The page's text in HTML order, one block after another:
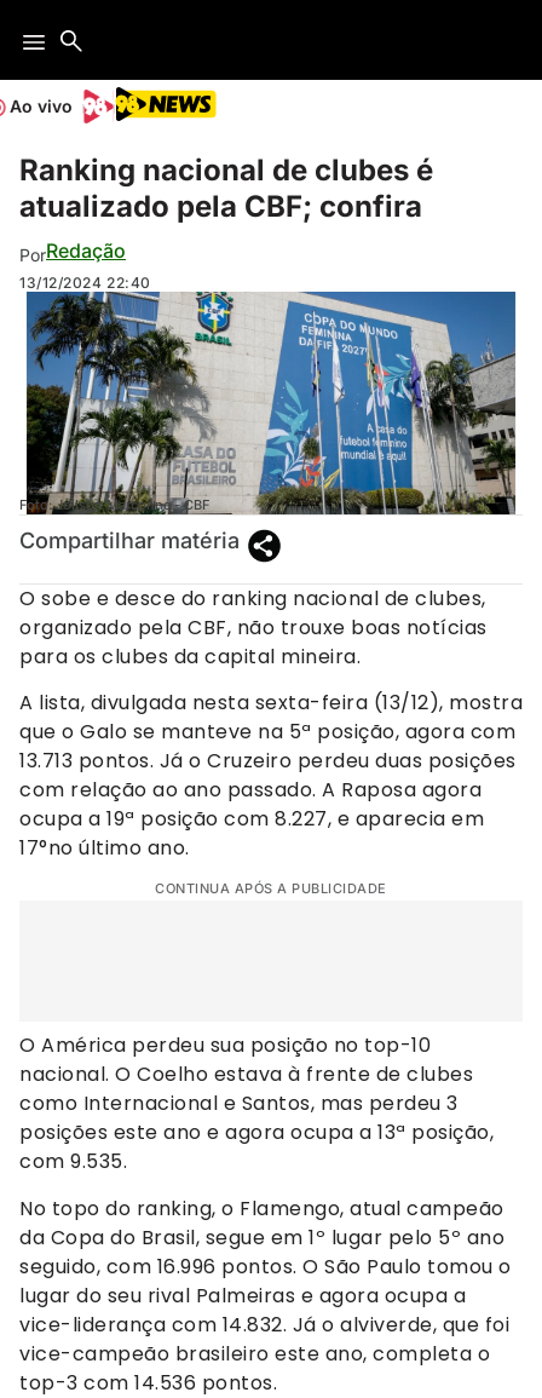
Ao vivo
Ranking nacional de clubes é
atualizado pela CBF; confira
PorRedação
13/12/2024 22:40
Foto: Joilson Marconne - CBF
Compartilhar matéria
O sobe e desce do ranking nacional de clubes,
organizado pela CBF, não trouxe boas notícias
para os clubes da capital mineira.
A lista, divulgada nesta sexta-feira (13/12), mostra
que o Galo se manteve na 5ª posição, agora com
13.713 pontos. Já o Cruzeiro perdeu duas posições
com relação ao ano passado. A Raposa agora
ocupa a 19ª posição com 8.227, e aparecia em
17°no último ano.
CONTINUA APÓS A PUBLICIDADE
O América perdeu sua posição no top-10
nacional. O Coelho estava à frente de clubes
como Internacional e Santos, mas perdeu 3
posições este ano e agora ocupa a 13ª posição,
com 9.535.
No topo do ranking, o Flamengo, atual campeão
da Copa do Brasil, segue em 1º lugar pelo 5º ano
seguido, com 16.996 pontos. O São Paulo tomou o
lugar do seu rival Palmeiras e agora ocupa a
vice-liderança com 14.832. Já o alviverde, que foi
vice-campeão brasileiro este ano, completa o
top-3 com 14.536 pontos.